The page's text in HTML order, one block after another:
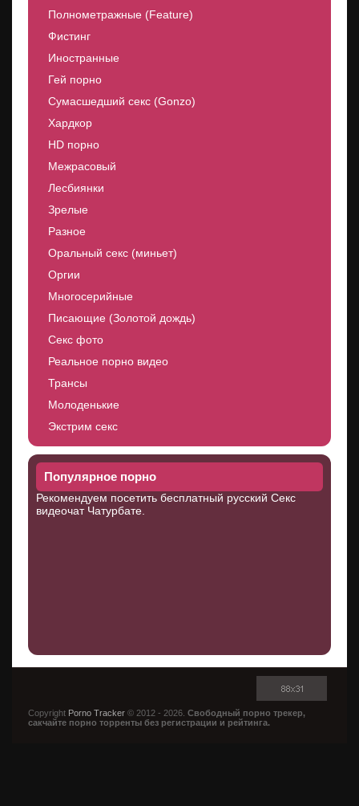
Полнометражные (Feature)
Фистинг
Иностранные
Гей порно
Сумасшедший секс (Gonzo)
Хардкор
HD порно
Межрасовый
Лесбиянки
Зрелые
Разное
Оральный секс (миньет)
Оргии
Многосерийные
Писающие (Золотой дождь)
Секс фото
Реальное порно видео
Трансы
Молоденькие
Экстрим секс
Популярное порно
Рекомендуем посетить бесплатный русский Секс
видеочат Чатурбате
Copyright Porno Tracker © 2012 - 2026. Свободный порно трекер,
сакчайте порно торренты без регистрации и рейтинга.